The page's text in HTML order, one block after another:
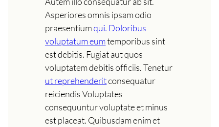
Asperiores omnis ipsam odio
praesentiumqui. Doloribus
voluptatum eumtemporibus sint
est debitis. Fugiat aut quos
voluptatem debitis officiis. Tenetur
ut reprehenderitconsequatur
reiciendis Voluptates
consequuntur voluptate et minus
est placeat. Quibusdam enim et